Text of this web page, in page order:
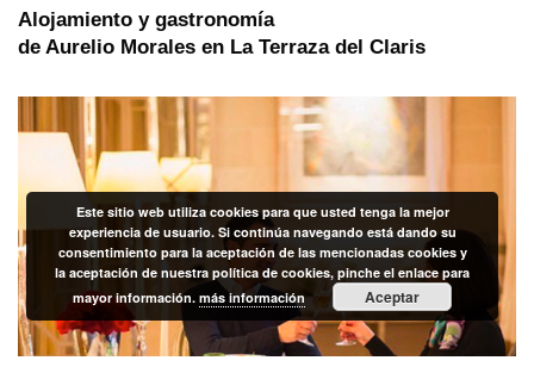
Alojamiento y gastronomía
de Aurelio Morales en La Terraza del Claris
Este sitio web utiliza cookies para que usted tenga la mejor
experiencia de usuario. Si continúa navegando está dando su
consentimiento para la aceptación de las mencionadas cookies y
la aceptación de nuestra política de cookies, pinche el enlace para
mayor información.más información Aceptar